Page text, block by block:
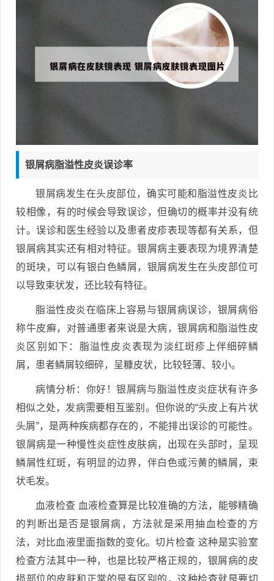
银屑病脂溢性皮炎误诊率
银屑病发生在头皮部位，确实可能和脂溢性皮炎比
较相像，有的时候会导致误诊，但确切的概率并没有统
计。误诊和医生经验以及患者皮疹表现等都有关系，但
银屑病其实还有相对特征。银屑病主要表现为境界清楚
的斑块，可以有银白色鳞屑，银屑病发生在头皮部位可
以导致束状发，还比较有特征。
脂溢性皮炎在临床上容易与银屑病误诊，银屑病俗
称牛皮癣，对普通患者来说是大病，银屑病和脂溢性皮
炎区别如下：脂溢性皮炎表现为淡红斑疹上伴细碎鳞
屑，患者鳞屑较细碎，呈糠皮状，比较轻薄、较小。
病情分析：你好！银屑病与脂溢性皮炎症状有许多
相似之处，发病需要相互鉴别。但你说的“头皮上有片状
头屑”，是两种疾病都存在的，不能排出误诊的可能性。
银屑病是一种慢性炎症性皮肤病，出现在头部时，呈现
鳞屑性红斑，有明显的边界，伴白色或污黄的鳞屑，束
状毛发。
血液检查 血液检查算是比较准确的方法，能够精确
的判断出是否是银屑病，方法就是采用抽血检查的方
法，对比血液里面指数的变化。切片检查 这种是实验室
检查方法其中一种，也是比较严格正规的，银屑病的皮
损部位的皮肤和正常的是有区别的，这种检查就是要切